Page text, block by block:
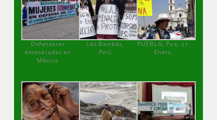
Defensoras
amenazadas en
México
Las Bambas,
Perú
PUEBLA, Pue, 27
Enero